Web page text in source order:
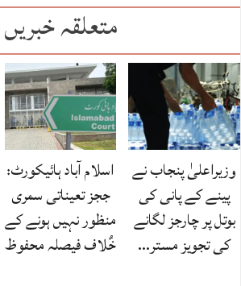
متعلقہ خبریں
وزیراعلیٰ پنجاب نے
پینے کے پانی کی
بوتل پر چارجز لگانے
کی تجویز مستر…
اسلام آباد ہائیکورٹ:
ججز تعیناتی سمری
منظور نہیں‌ ہونے کے
خٌلاف فیصلہ محفوظ